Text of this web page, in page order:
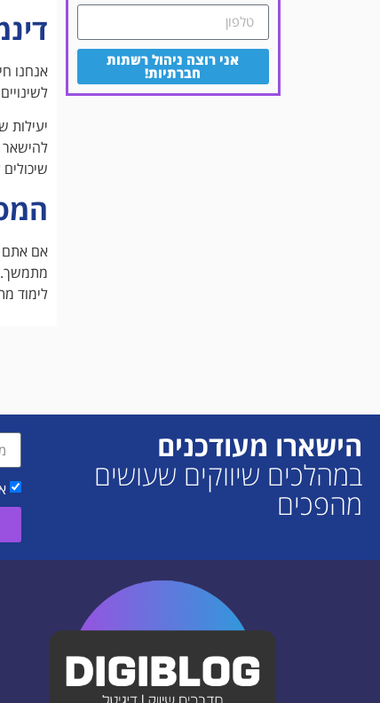
אני רוצה ניהול רשתות
חברתיות!
אנחנו
יעילות
אם אתם
מתמשך.
לימוד
הישארו מעודכנים
במהלכים שיווקים שעושים
מהפכים